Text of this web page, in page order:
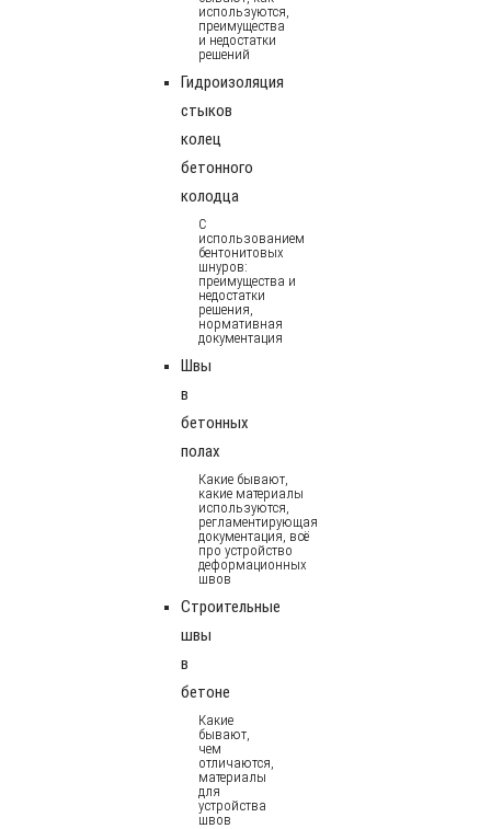
используются,
преимущества
и недостатки
решений
Гидроизоляция
стыков
колец
бетонного
колодца
С
использованием
бентонитовых
шнуров:
преимущества и
недостатки
решения,
нормативная
документация
Швы
в
бетонных
полах
Какие бывают,
какие материалы
используются,
регламентирующая
документация, всё
про устройство
деформационных
швов
Строительные
швы
в
бетоне
Какие
бывают,
чем
отличаются,
материалы
для
устройства
швов